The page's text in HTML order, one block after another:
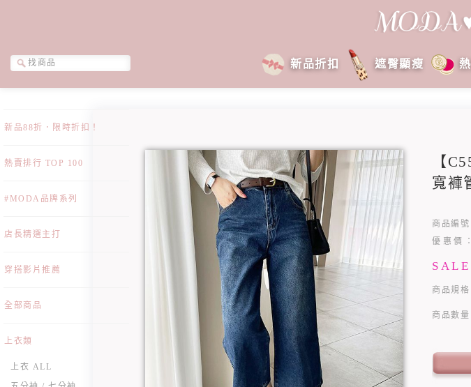
新品折扣 遮臀顯瘦
新品88折．限時折扣！
熱賣排行 TOP 100
#MODA品牌系列
店長精選主打
穿搭影片推薦
全部商品
上衣類
上衣 ALL
【
寬
商品編號
優惠價：
商品規格
商品數量